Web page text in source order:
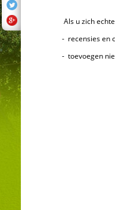
Als u zich echter
- recensies en
- toevoegen